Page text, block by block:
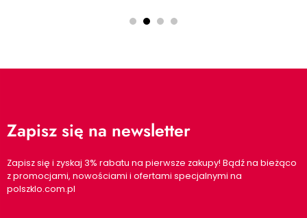
Zapisz się na newsletter
Zapisz się i zyskaj 3% rabatu na pierwsze zakupy! Bądź na bieżąco
z promocjami, nowościami i ofertami specjalnymi na
polszklo.com.pl